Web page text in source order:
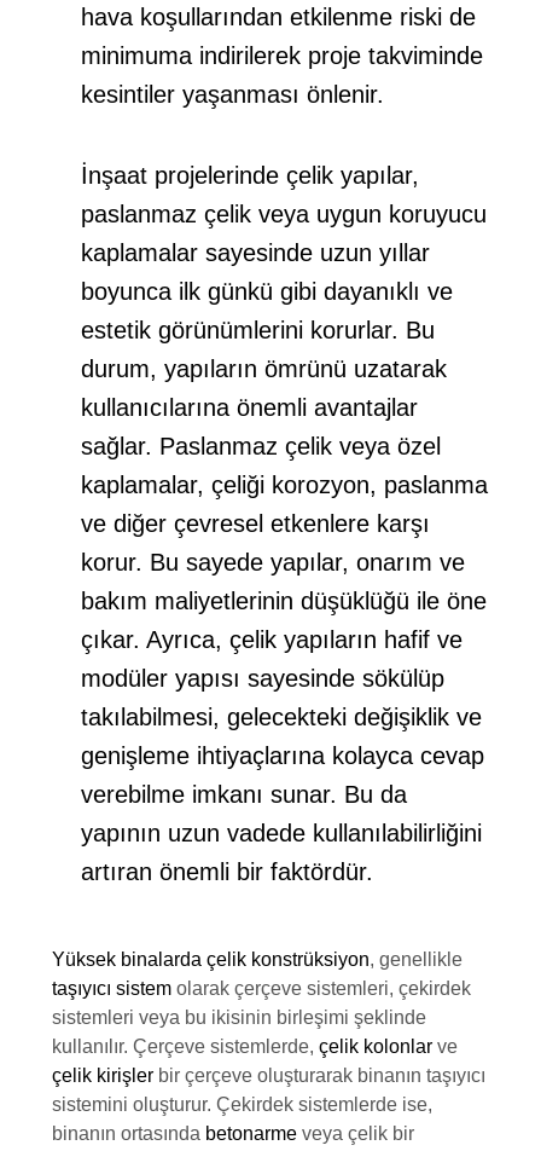
hava koşullarından etkilenme riski de
minimuma indirilerek projetakviminde
kesintiler yaşanması önlenir.
İnşaat projelerinde çelik yapılar,
paslanmaz çelik veya uygun koruyucu
kaplamalar sayesinde uzun yıllar
boyunca ilk günkü gibi dayanıklı ve
estetik görünümlerini korurlar. Bu
durum, yapıların ömrünü uzatarak
kullanıcılarına önemli avantajlar
sağlar. Paslanmaz çelik veya özel
kaplamalar, çeliği korozyon, paslanma
ve diğer çevresel etkenlere karşı
korur. Bu sayede yapılar, onarım ve
bakım maliyetlerinin düşüklüğü ile öne
çıkar. Ayrıca, çelik yapıların hafif ve
modüler yapısı sayesinde sökülüp
takılabilmesi, gelecekteki değişiklik ve
genişleme ihtiyaçlarına kolayca cevap
verebilme imkanı sunar. Bu da
yapının uzun vadede kullanılabilirliğini
artıran önemli bir faktördür.
Yüksek binalarda çelik konstrüksiyon, genellikle
taşıyıcı sistemolarak çerçeve sistemleri, çekirdek
sistemleri veya bu ikisinin birleşimi şeklinde
kullanılır. Çerçeve sistemlerde, çelik kolonlarve
çelik kirişlerbir çerçeve oluşturarak binanın taşıyıcı
sistemini oluşturur. Çekirdek sistemlerde ise,
binanın ortasında betonarmeveya çelik bir